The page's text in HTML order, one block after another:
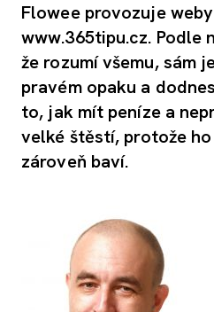
SEX A
Flowee provozuje
www.365tipu.cz. Podle
že rozumí všemu, sám
pravém opaku a
to, jak mít peníze a
velké štěstí, protože
zároveň baví.